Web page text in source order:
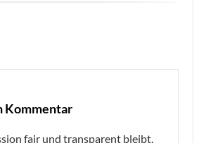
Kommentar
fair und transparent bleibt,